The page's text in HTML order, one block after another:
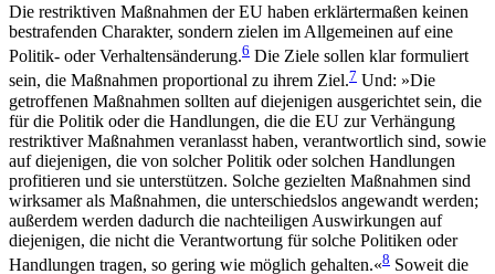
Die restriktiven Maßnahmen der EU haben erklärtermaßen keinen
bestrafenden Charakter, sondern zielen im Allgemeinen auf eine
Politik- oder Verhal­tensänderung.6 Die Ziele sollen klar formuliert
sein, die Maßnahmen proportional zu ihrem Ziel.7 Und: »Die
getroffenen Maßnahmen sollten auf diejenigen ausgerichtet sein, die
für die Politik oder die Handlungen, die die EU zur Verhängung
restriktiver Maß­nahmen veranlasst haben, verantwortlich sind, sowie
auf diejenigen, die von solcher Politik oder solchen Handlungen
profitieren und sie unterstützen. Solche gezielten Maßnahmen sind
wirksamer als Maßnahmen, die unterschiedslos angewandt werden;
außer­dem werden dadurch die nachteiligen Auswirkungen auf
diejenigen, die nicht die Verantwortung für solche Politiken oder
Handlungen tragen, so gering wie möglich gehalten.«8 Soweit die